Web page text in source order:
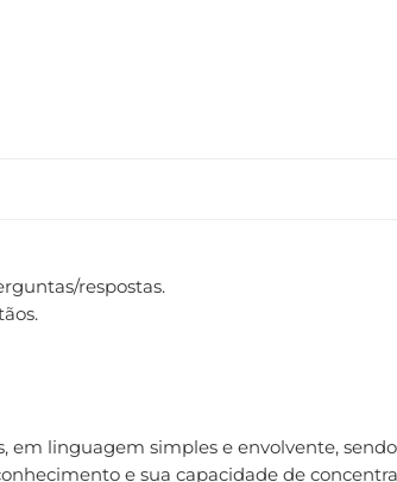
respostas.
linguagem simples e envolvente,
e sua capacidade de